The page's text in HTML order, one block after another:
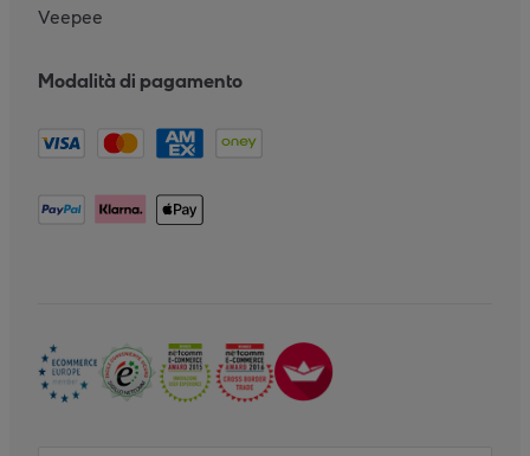
Veepee
Modalità di pagamento